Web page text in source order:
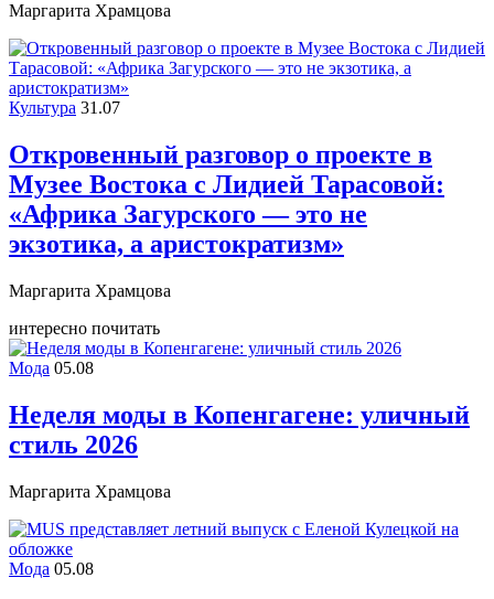
Маргарита Храмцова
Культура 31.07
Откровенный разговор о проекте в
Музее Востока c Лидией Тарасовой:
«Африка Загурского — это не
экзотика, а аристократизм»
Маргарита Храмцова
интересно почитать
Мода 05.08
Неделя моды в Копенгагене: уличный
стиль 2026
Маргарита Храмцова
Мода 05.08